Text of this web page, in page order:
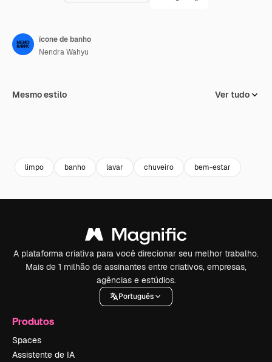
ícone de banho
Nendra Wahyu
Mesmo estilo Ver tudo
limpo banho lavar chuveiro bem-estar
A plataforma criativa para você direcionar seu melhor trabalho.
Mais de 1 milhão de assinantes entre criativos, empresas,
agências e estúdios.
Português
Produtos
Spaces
Assistente de IA